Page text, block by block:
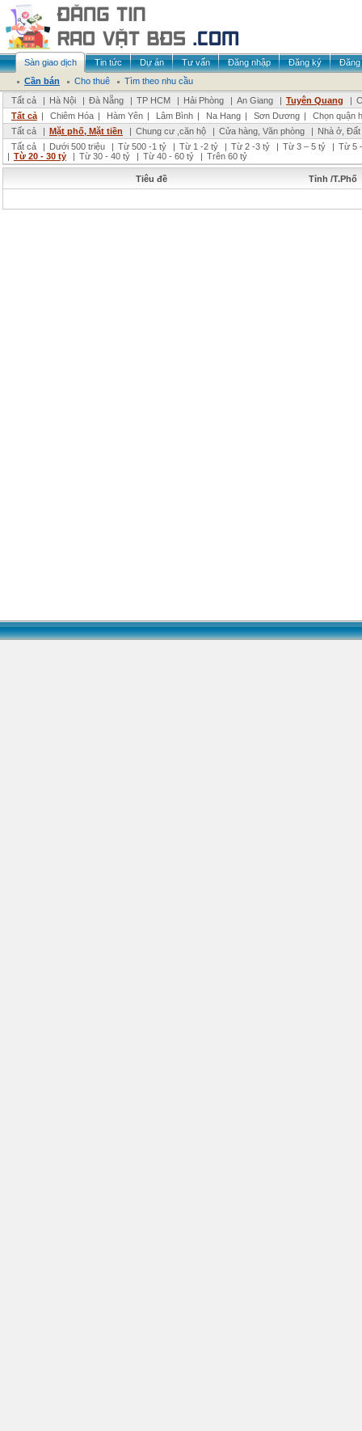
Sàn giao dịch Tin tức Dự án Tư vấn Đăng nhập Đăng ký
Đăng
Cần bán
Cho thuê
Tìm theo nhu cầu
Tất cả
| Hà Nội | Đà Nẵng | TP HCM | Hải Phòng | An Giang | Tuyên Quang |
Tất cả | Chiêm Hóa | Hàm Yên | Lâm Bình | Na Hang | Sơn Dương |
Chọn quận
Tất cả
| Mặt phố, Mặt tiền | Chung cư ,căn hộ | Cửa hàng, Văn phòng | Nhà ở,
Tất cả
| Dưới 500 triệu | Từ 500 -1 tỷ | Từ 1 -2 tỷ | Từ 2 -3 tỷ | Từ 3 – 5 tỷ | Từ 5
| Từ 20 - 30 tỷ | Từ 30 - 40 tỷ | Từ 40 - 60 tỷ | Trên 60 tỷ
Tiêu đề Tỉnh /T.Phố